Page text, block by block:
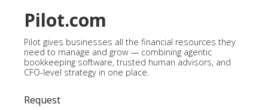
Pilot.com
Pilot gives businesses all the financial resources they
need to manage and grow — combining agentic
bookkeeping software, trusted human advisors, and
CFO-level strategy in one place.
Request